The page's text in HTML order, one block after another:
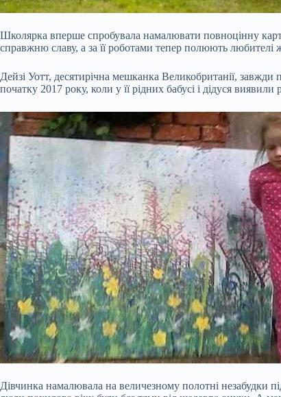
Школярка вперше спробувала намалювати повноцінну
справжню славу, а за її роботами тепер полюють
Дейзі Уотт, десятирічна мешканка Великобританії,
початку 2017 року, коли у її рідних бабусі і дідуся
Дівчинка намалювала на величезному полотні незабудки